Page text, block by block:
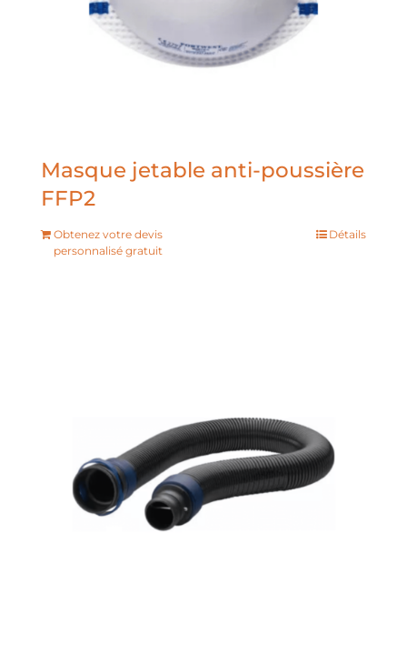
Masque jetable anti-poussière
FFP2
Obtenez votre devis
personnalisé gratuit
Détails